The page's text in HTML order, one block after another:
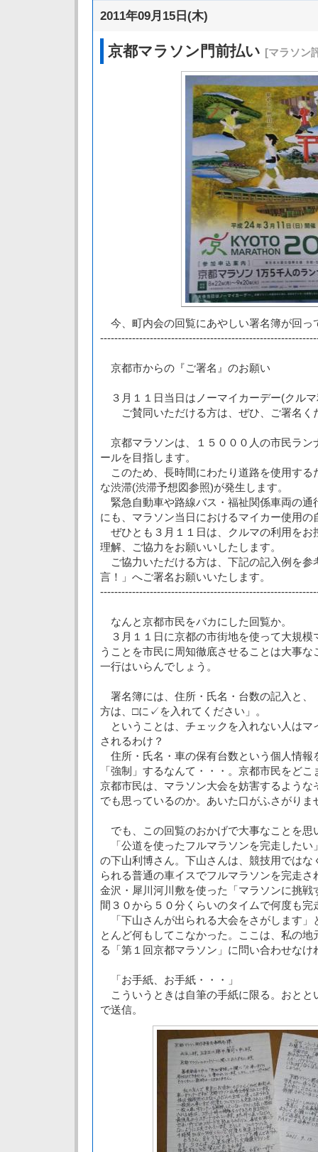
2011年09月15日(木)
京都マラソン門前払い [マラソン
今、町内会の回覧にあやしい署名簿が回っ
京都市からの『ご署名』のお願い
３月１１日当日はノーマイカーデー(クル
ご賛同いただける方は、ぜひ、ご署名く
京都マラソンは、１５０００人の市民ラン
ールを目指します。
このため、長時間にわたり道路を使用する
な渋滞(渋滞予想図参照)が発生します。
緊急自動車や路線バス・福祉関係車両の通
にも、マラソン当日におけるマイカー使用の
ぜひとも３月１１日は、クルマの利用をお
理解、ご協力をお願いいしたします。
ご協力いただける方は、下記の記入例を参
言！」へご署名お願いいたします。
なんと京都市民をバカにした回覧か。
３月１１日に京都の市街地を使って大規模
うことを市民に周知徹底させることは大事
一行はいらんでしょう。
署名簿には、住所・氏名・台数の記入と、
方は、□に✓を入れてください」。
ということは、チェックを入れない人はマ
されるわけ？
住所・氏名・車の保有台数という個人情報
「強制」するなんて・・・。京都市民をど
京都市民は、マラソン大会を妨害するような
でも思っているのか。あいた口がふさがりま
でも、この回覧のおかげで大事なことを思
「公道を使ったフルマラソンを完走したい
の下山利博さん。下山さんは、競技用ではな
られる普通の車イスでフルマラソンを完走
金沢・犀川河川敷を使った「マラソンに挑戦
間３０から５０分くらいのタイムで何度も完
「下山さんが出られる大会をさがします」
とんど何もしてこなかった。ここは、私の
る「第１回京都マラソン」に問い合わせなけ
「お手紙、お手紙・・・」
こういうときは自筆の手紙に限る。おとと
で送信。